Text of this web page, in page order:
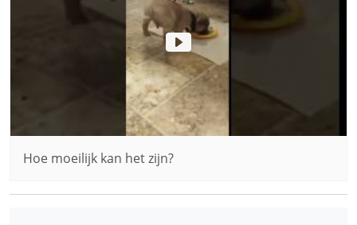
Hoe moeilijk kan het zijn?